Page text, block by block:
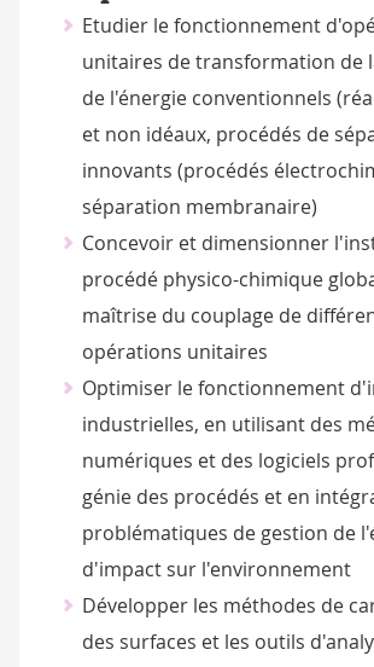
Etudier le fonctionnement
unitaires de transformation de
de l'énergie conventionnels
et non idéaux, procédés de
innovants (procédés
séparation membranaire)
Concevoir et dimensionner
procédé physico-chimique
maîtrise du couplage de
opérations unitaires
Optimiser le fonctionnement
industrielles, en utilisant des
numériques et des logiciels
génie des procédés et en
problématiques de gestion de
d'impact sur l'environnement
Développer les méthodes de
des surfaces et les outils